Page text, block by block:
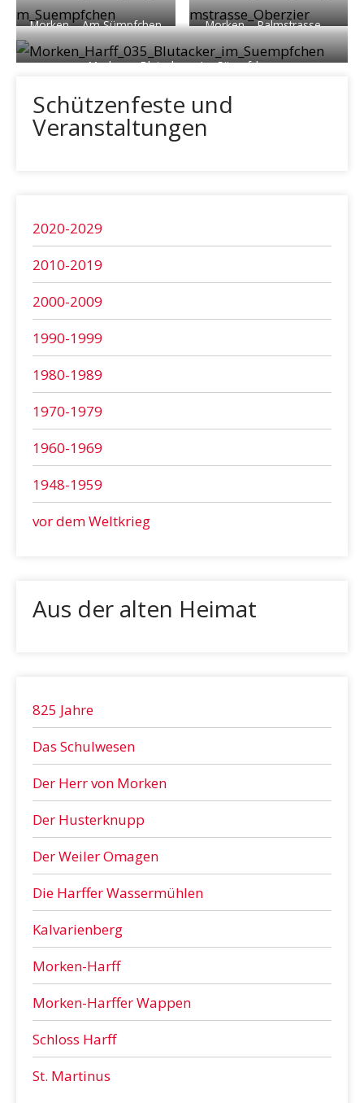
Morken – Am Sümpfchen
Morken – Palmstrasse –
Oberzier
Morken – Blutacker – Im Sümpfchen
Schützenfeste und
Veranstaltungen
2020-2029
2010-2019
2000-2009
1990-1999
1980-1989
1970-1979
1960-1969
1948-1959
vor dem Weltkrieg
Aus der alten Heimat
825 Jahre
Das Schulwesen
Der Herr von Morken
Der Husterknupp
Der Weiler Omagen
Die Harffer Wassermühlen
Kalvarienberg
Morken-Harff
Morken-Harffer Wappen
Schloss Harff
St. Martinus